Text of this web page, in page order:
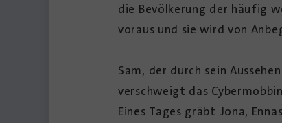
die Bevölkerung der häufig
voraus und sie wird von
Sam, der durch sein
verschweigt das
Eines Tages gräbt Jona,